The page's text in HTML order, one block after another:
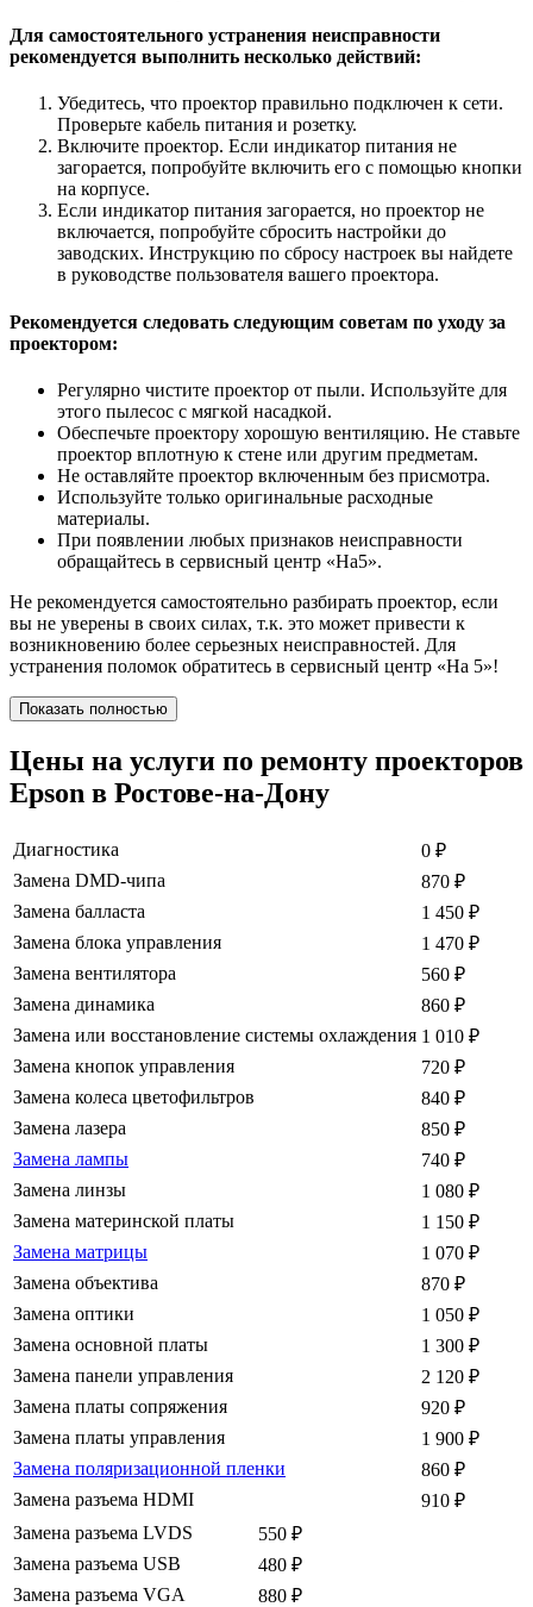
Для самостоятельного устранения неисправности
рекомендуется выполнить несколько действий:
Убедитесь, что проектор правильно подключен к сети.
Проверьте кабель питания и розетку.
Включите проектор. Если индикатор питания не
загорается, попробуйте включить его с помощью кнопки
на корпусе.
Если индикатор питания загорается, но проектор не
включается, попробуйте сбросить настройки до
заводских. Инструкцию по сбросу настроек вы найдете
в руководстве пользователя вашего проектора.
Рекомендуется следовать следующим советам по уходу за
проектором:
Регулярно чистите проектор от пыли. Используйте для
этого пылесос с мягкой насадкой.
Обеспечьте проектору хорошую вентиляцию. Не ставьте
проектор вплотную к стене или другим предметам.
Не оставляйте проектор включенным без присмотра.
Используйте только оригинальные расходные
материалы.
При появлении любых признаков неисправности
обращайтесь в сервисный центр «На5».
Не рекомендуется самостоятельно разбирать проектор, если
вы не уверены в своих силах, т.к. это может привести к
возникновению более серьезных неисправностей. Для
устранения поломок обратитесь в сервисный центр «На 5»!
Показать полностью
Цены на услуги по ремонту проекторов
Epson в Ростове-на-Дону
Диагностика 0 ₽
Замена DMD-чипа
870 ₽
Замена балласта
1 450 ₽
Замена блока управления
1 470 ₽
Замена вентилятора
560 ₽
Замена динамика
860 ₽
Замена или восстановление системы охлаждения 1 010 ₽
Замена кнопок управления
720 ₽
Замена колеса цветофильтров
840 ₽
Замена лазера
850 ₽
Замена лампы
740 ₽
Замена линзы
1 080 ₽
Замена материнской платы
1 150 ₽
Замена матрицы
1 070 ₽
Замена объектива
870 ₽
Замена оптики
1 050 ₽
Замена основной платы
1 300 ₽
Замена панели управления
2 120 ₽
Замена платы сопряжения
920 ₽
Замена платы управления
1 900 ₽
Замена поляризационной пленки
860 ₽
Замена разъема HDMI
910 ₽
Замена разъема LVDS
550 ₽
Замена разъема USB
480 ₽
Замена разъема VGA
880 ₽